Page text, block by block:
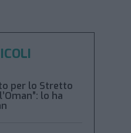
per lo Stretto
lo ha